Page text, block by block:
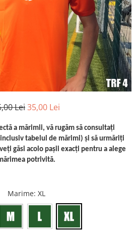
Lei35,00 Lei
a mărimii, vă rugăm să consultați
tabelul de mărimi) și să urmăriți
găsi acolo pașii exacți pentru a alege
potrivită.
Marime: XL